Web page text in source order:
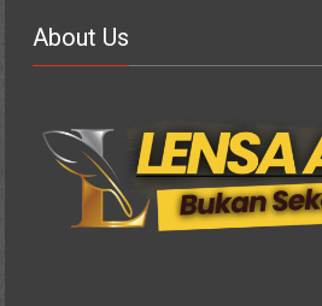
About Us